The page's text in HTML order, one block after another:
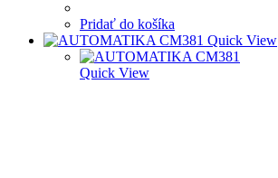
Pridať do košíka
Quick View
Quick View